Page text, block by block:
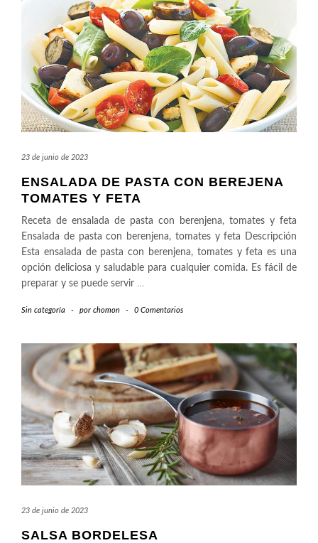
23 de junio de 2023
ENSALADA DE PASTA CON BEREJENA
TOMATES Y FETA
Receta de ensalada de pasta con berenjena, tomates y feta
Ensalada de pasta con berenjena, tomates y feta Descripción
Esta ensalada de pasta con berenjena, tomates y feta es una
opción deliciosa y saludable para cualquier comida. Es fácil de
preparar y se puede servir …
Sin categoría - por chomon - 0 Comentarios
23 de junio de 2023
SALSA BORDELESA